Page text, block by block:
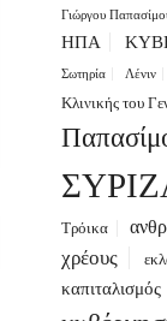
Γιώργου
ΗΠΑ
Σωτηρία Λένιν
Κλινικής του
Τρόικα
χρέους
καπιταλισμός